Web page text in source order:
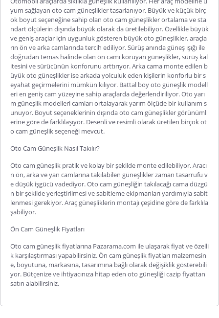
yum sağlayan oto cam güneşlikler tasarlanıyor. Büyük ve küçük birç
ok boyut seçeneğine sahip olan oto cam güneşlikler ortalama ve sta
ndart ölçülerin dışında büyük olarak da üretilebiliyor. Özellikle büyük
ve geniş araçlar için uygunluk gösteren büyük oto güneşlikler, araçla
rın ön ve arka camlarında tercih ediliyor. Sürüş anında güneş ışığı ile
doğrudan temas halinde olan ön camı koruyan güneşlikler, sürüş kal
itesini ve sürücünün konforunu arttırıyor. Arka cama monte edilen b
üyük oto güneşlikler ise arkada yolculuk eden kişilerin konforlu bir s
eyahat geçirmelerini mümkün kılıyor. Battal boy oto güneşlik modell
eri en geniş cam yüzeyine sahip araçlarda değerlendiriliyor. Oto yarı
m güneşlik modelleri camları ortalayarak yarım ölçüde bir kullanım s
unuyor. Boyut seçeneklerinin dışında oto cam güneşlikler görünüml
erine göre de farklılaşıyor. Desenli ve resimli olarak üretilen birçok ot
o cam güneşlik seçeneği mevcut.
Oto Cam Güneşlik Nasıl Takılır?
Oto cam güneşlik pratik ve kolay bir şekilde monte edilebiliyor. Aracı
n ön, arka ve yan camlarına takılabilen güneşlikler zaman tasarrufu v
e düşük işgücü vadediyor. Oto cam güneşliğin takılacağı cama düzgü
n bir şekilde yerleştirilmesi ve sabitleme ekipmanları yardımıyla sabit
lenmesi gerekiyor. Araç güneşliklerin montajı çeşidine göre de farklıla
şabiliyor.
Ön Cam Güneşlik Fiyatları
Oto cam güneşlik fiyatlarına Pazarama.com ile ulaşarak fiyat ve özelli
k karşılaştırması yapabilirsiniz.Ön cam güneşlik fiyatları malzemesin
e, boyutuna, markasına, tasarımına bağlı olarak değişiklik gösterebili
yor. Bütçenize ve ihtiyacınıza hitap eden oto güneşliği cazip fiyattan
satın alabilirsiniz.